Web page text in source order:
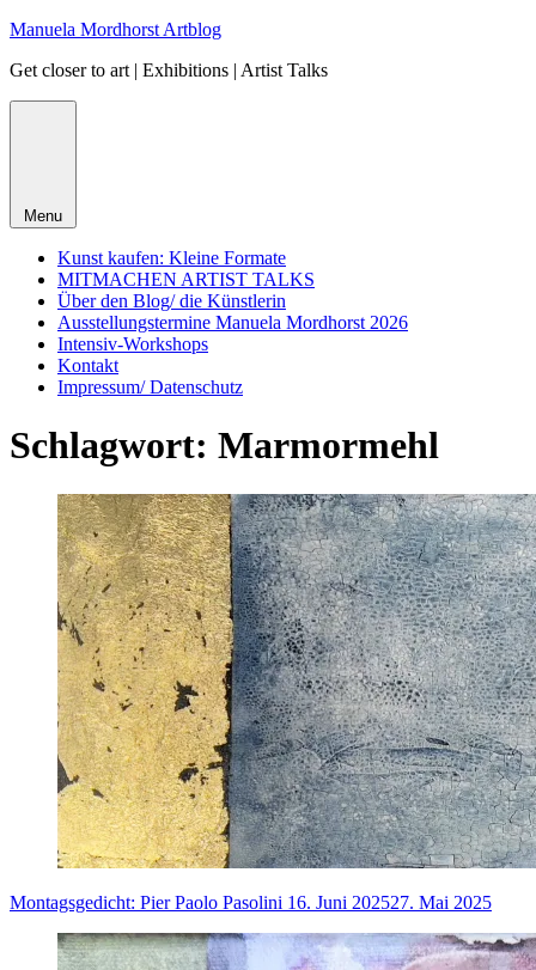
Skip
content
Manuela Mordhorst Artblog
Get closer to art | Exhibitions | Artist Talks
Menu
Kunst kaufen: Kleine Formate
MITMACHEN ARTIST TALKS
Über den Blog/ die Künstlerin
Ausstellungstermine Manuela Mordhorst 2026
Intensiv-Workshops
Kontakt
Impressum/ Datenschutz
Schlagwort: Marmormehl
Montagsgedicht: Pier Paolo Pasolini 16. Juni 202527. Mai 2025